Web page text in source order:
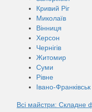
Кривий Ріг
Миколаїв
Вінниця
Херсон
Чернігів
Житомир
Суми
Рівне
Івано-Франківськ
Всі майстри: Складне